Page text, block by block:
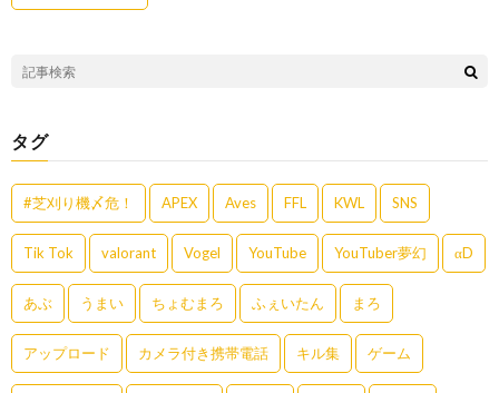
タグ
#芝刈り機〆危！ APEX Aves FFL KWL SNS
Tik Tok valorant Vogel YouTube YouTuber夢幻 αD
あぶ うまい ちょむまろ ふぇいたん まろ
アップロード カメラ付き携帯電話 キル集 ゲーム